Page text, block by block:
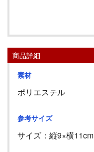
商品詳細
素材
ポリエステル
参考サイズ
サイズ：縦9×横11cm